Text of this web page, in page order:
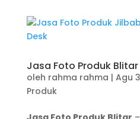
Jasa Foto Produk
oleh rahma rahma | Agu
Produk